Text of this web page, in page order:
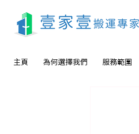
主頁 為何選擇我們 服務範圍